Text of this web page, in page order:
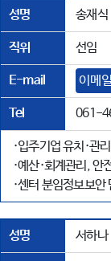
성명 송재식
직위 선임
E-mail 이메
Tel 061-
·입주기업 유치·관
·예산·회계관리, 안
·센터 분임정보보안
성명 서하나